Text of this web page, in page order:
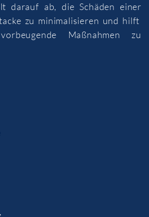
darauf ab, die Schäden einer
zu minimalisieren und hilft
Maßnahmen zu